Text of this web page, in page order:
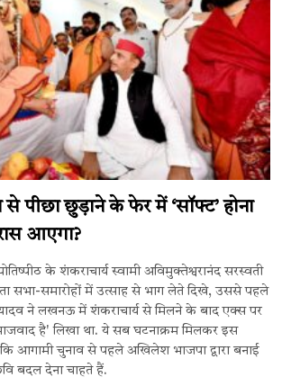
से पीछा छुड़ाने के फेर में ‘सॉफ्ट’ होना
आएगा?
के शंकराचार्य स्वामी अविमुक्तेश्वरानंद सरस्वती
सभा-समारोहों में उत्साह से भाग लेते दिखे, उससे पहले
यादव ने लखनऊ में शंकराचार्य से मिलने के बाद एक्स पर
है' लिखा था. ये सब घटनाक्रम मिलकर इस
आगामी चुनाव से पहले अखिलेश भाजपा द्वारा बनाई
बदल देना चाहते हैं.